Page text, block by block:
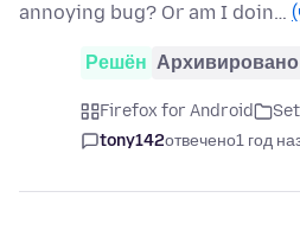
annoying bug? Or am I doin…
Решён Архивировано
Firefox for Android
tony142отвечено1 год